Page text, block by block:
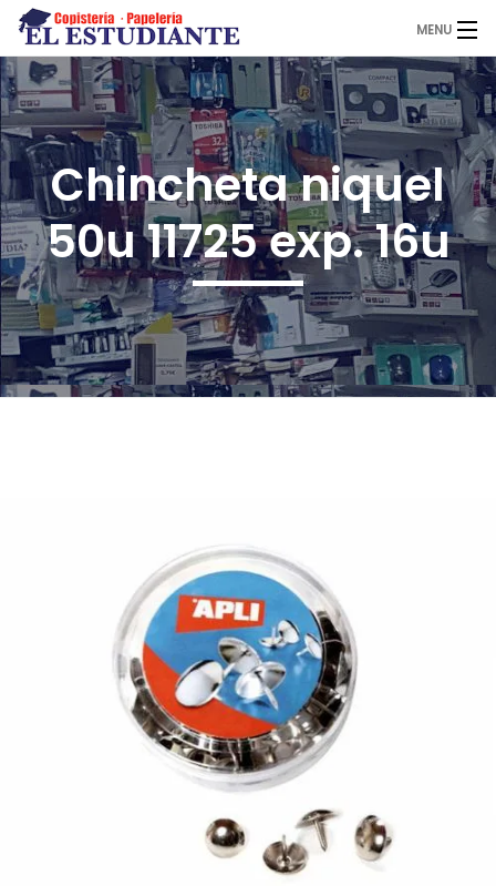
MENU
El Estudiante
Copistería
Papelería
Servicios
Chincheta niquel
50u 11725 exp. 16u